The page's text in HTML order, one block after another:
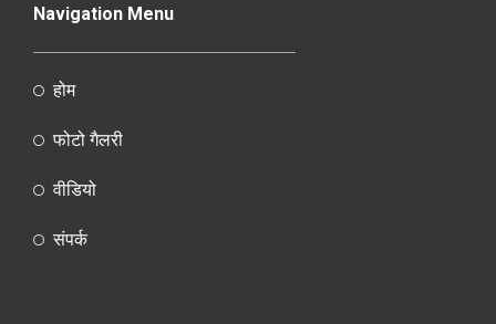
Navigation Menu
होम
फोटो गैलरी
वीडियो
संपर्क